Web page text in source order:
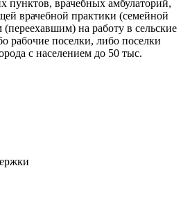
пунктов, врачебных амбулаторий,
врачебной практики (семейной
на работу в сельские
рабочие поселки, либо поселки
с населением до 50 тыс.